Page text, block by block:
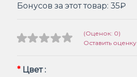
Бонусов за этот товар: 35₽
(Оценок: 0)
Оставить оценку
* Цвет :